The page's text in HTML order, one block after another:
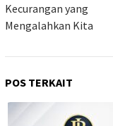
Kecurangan yang
Mengalahkan Kita
POS TERKAIT